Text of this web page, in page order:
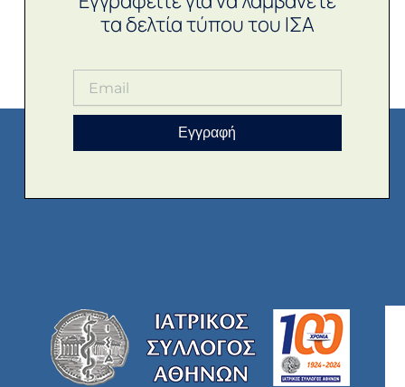
τα δελτία τύπου του ΙΣΑ
Εγγραφή